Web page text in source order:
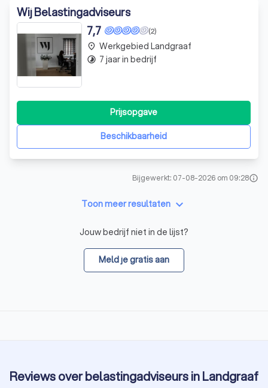
Wij Belastingadviseurs
(2)
7,7
Beschikbaarheid
Prijsopgave
place Werkgebied Landgraaf
timelapse 7 jaar in bedrijf
Bijgewerkt: 07-08-2026 om 09:28info
Toon meer resultaten keyboard_arrow_down
Jouw bedrijf niet in de lijst?
Meld je gratis aan
Reviews over belastingadviseurs in Landgraaf